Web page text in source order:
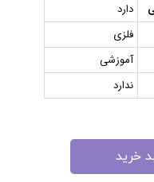
دارد
فلزی
آموزشی
ندارد
خرید